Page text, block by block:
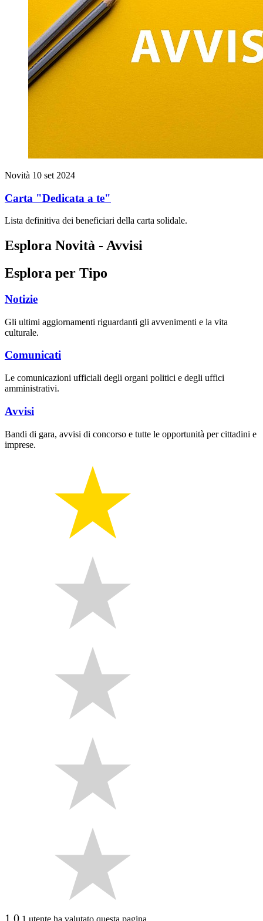
Novità 10 set 2024
Carta "Dedicata a te"
Lista definitiva dei beneficiari della carta solidale.
Esplora Novità - Avvisi
Esplora per Tipo
Notizie
Gli ultimi aggiornamenti riguardanti gli avvenimenti e la vita
culturale.
Comunicati
Le comunicazioni ufficiali degli organi politici e degli uffici
amministrativi.
Avvisi
Bandi di gara, avvisi di concorso e tutte le opportunità per cittadini e
imprese.
1.0 1 utente ha valutato questa pagina